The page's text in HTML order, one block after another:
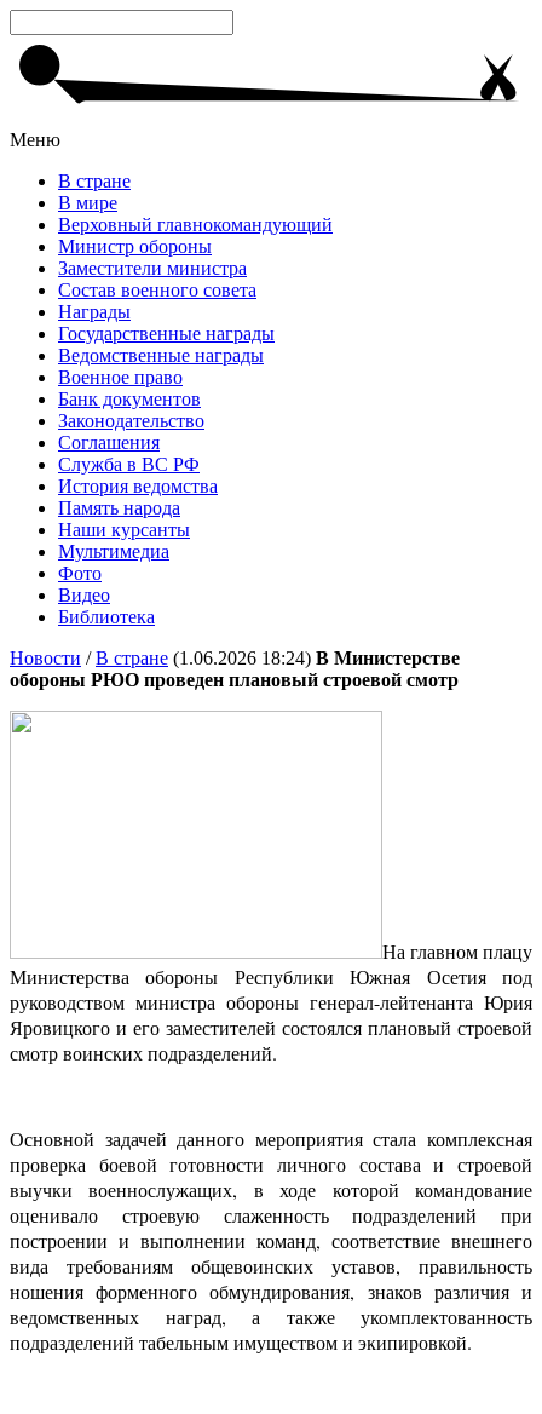
Меню
В стране
В мире
Верховный главнокомандующий
Министр обороны
Заместители министра
Состав военного совета
Награды
Государственные награды
Ведомственные награды
Военное право
Банк документов
Законодательство
Соглашения
Служба в ВС РФ
История ведомства
Память народа
Наши курсанты
Мультимедиа
Фото
Видео
Библиотека
Новости /В стране (1.06.2026 18:24) В Министерстве
обороны РЮО проведен плановый строевой смотр
На главном плацу
Министерства обороны Республики Южная Осетия под
руководством министра обороны генерал-лейтенанта Юрия
Яровицкого и его заместителей состоялся плановый строевой
смотр воинских подразделений.
Основной задачей данного мероприятия стала комплексная
проверка боевой готовности личного состава и строевой
выучки военнослужащих, в ходе которой командование
оценивало строевую слаженность подразделений при
построении и выполнении команд, соответствие внешнего
вида требованиям общевоинских уставов, правильность
ношения форменного обмундирования, знаков различия и
ведомственных наград, а также укомплектованность
подразделений табельным имуществом и экипировкой.